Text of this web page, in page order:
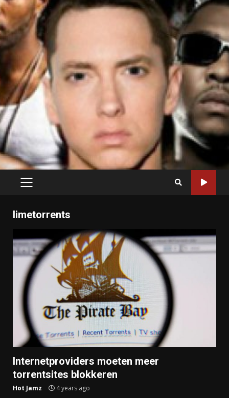
PRIMARY
limetorrents
Internetproviders moeten meer
torrentsites blokkeren
Hot Jamz 4 years ago